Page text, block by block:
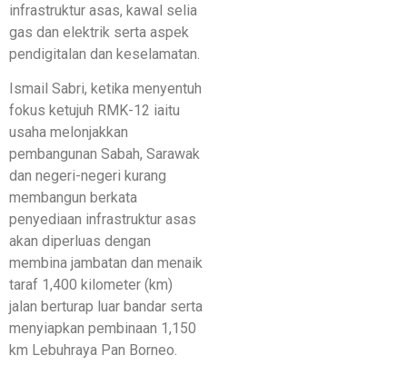
infrastruktur asas, kawal selia
gas dan elektrik serta aspek
pendigitalan dan keselamatan.
Ismail Sabri, ketika menyentuh
fokus ketujuh RMK-12 iaitu
usaha melonjakkan
pembangunan Sabah, Sarawak
dan negeri-negeri kurang
membangun berkata
penyediaan infrastruktur asas
akan diperluas dengan
membina jambatan dan menaik
taraf 1,400 kilometer (km)
jalan berturap luar bandar serta
menyiapkan pembinaan 1,150
km Lebuhraya Pan Borneo.